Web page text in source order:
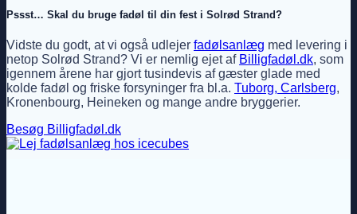
Pssst… Skal du bruge fadøl til din fest i Solrød Strand?
Vidste du godt, at vi også udlejer fadølsanlæg med levering i
netop Solrød Strand? Vi er nemlig ejet af Billigfadøl.dk, som
igennem årene har gjort tusindevis af gæster glade med
kolde fadøl og friske forsyninger fra bl.a. Tuborg, Carlsberg,
Kronenbourg, Heineken og mange andre bryggerier.
Besøg Billigfadøl.dk